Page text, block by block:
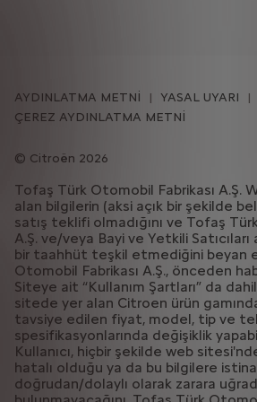
Citroën 2026
AYDINLATMA METNİ
YASAL UYARI
ÇEREZ AYDINLATMA METNİ
Tofaş Türk Otomobil Fabrikası A.Ş.
alan bilgilerin (aksi açık bir şekilde
satış teklifi olmadığını ve Tofaş
A.Ş. ve/veya Bayi ve Yetkili Satıcıları
bir taahhüt teşkil etmediğini beyan
Otomobil Fabrikası A.Ş., önceden
Siteye ait “Kullanım Şartları” da
sitede yer alan Citroen ürün
tavsiye edilen fiyat, model, tip ve
spesifikasyonlarında değişiklik
Kullanıcı, hiçbir şekilde web
hatalı olduğu ya da bu bilgilere
doğrudan/dolaylı olarak zarara